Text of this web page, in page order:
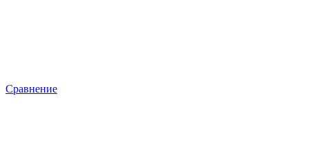
Сравнение